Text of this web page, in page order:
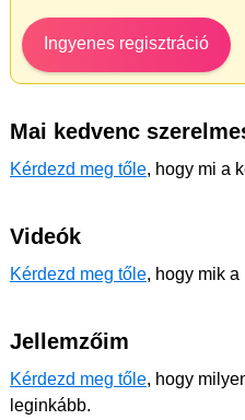
Ingyenes regisztráció
Mai kedvenc
Kérdezd meg tőle, hogy mi a
Videók
Kérdezd meg tőle, hogy mik
Jellemzőim
Kérdezd meg tőle, hogy
leginkább.